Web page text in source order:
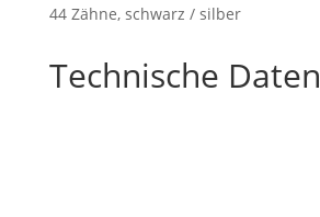
44 Zähne, schwarz / silber
Technische Daten